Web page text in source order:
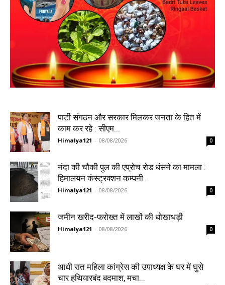
पार्टी संगठन और सरकार मिलकर जनता के हित में
काम कर रहे : सीएम...
Himalya121 - 08/08/2026 0
नंदा की चौकी पुल की एप्रोच रोड धंसने का मामला :
हिमालयन कंस्ट्रक्शन कम्पनी...
Himalya121 - 08/08/2026 0
जमीन खरीद-फरोख्त में लाखों की धोखाधड़ी
Himalya121 - 08/08/2026 0
आधी रात महिला कांग्रेस की उपाध्यक्ष के घर में घुसे
चार हथियारबंद बदमाश, मचा...